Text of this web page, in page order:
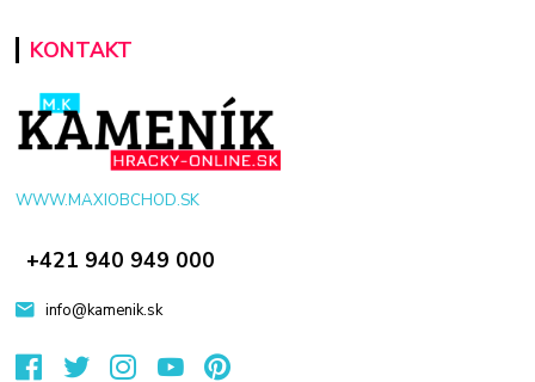
KONTAKT
WWW.MAXIOBCHOD.SK
+421 940 949 000
info@kamenik.sk